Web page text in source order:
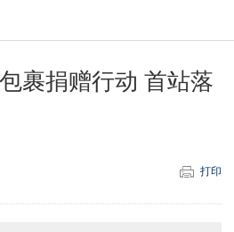
裹捐赠行动 首站落
打印